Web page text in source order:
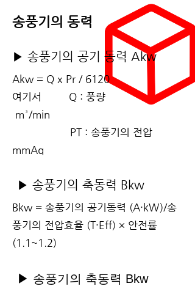
송풍기의 동력
▶ 송풍기의 공기 동력 Akw
Akw = Q x Pr / 6120
여기서 Q : 풍량
m³/min
PT : 송풍기의 전압
mmAq
▶ 송풍기의 축동력 Bkw
Bkw = 송풍기의 공기동력 (A·kW)/송
풍기의 전압효율 (T·Eff) × 안전률
(1.1~1.2)
▶ 송풍기의 축동력 Bkw